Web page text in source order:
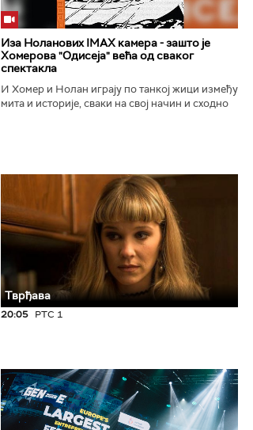
Иза Ноланових IMAX камера - зашто је
Хомерова "Одисеја" већа од сваког
спектакла
И Хомер и Нолан играју по танкој жици између
мита и историје, сваки на свој начин и сходно
Тврђава
20:05 РТС 1